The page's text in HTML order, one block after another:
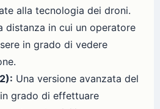
alla tecnologia dei droni.
distanza in cui un operatore
in grado di vedere
Una versione avanzata del
grado di effettuare